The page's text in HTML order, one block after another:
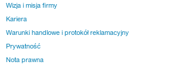
Wizja i misja firmy
Kariera
Warunki handlowe i protokół reklamacyjny
Prywatność
Nota prawna